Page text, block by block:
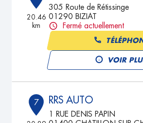
20.46
km
305 Route de Rétissinge
01290 BIZIAT
Fermé actuellement
VOIR
7 RRS AUTO
1 RUE DENIS PAPIN